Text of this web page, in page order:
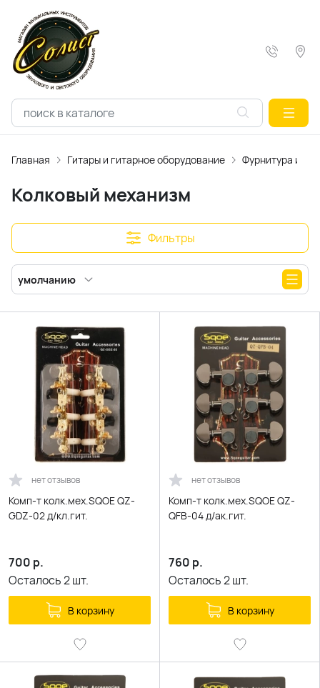
Главная Гитары и гитарное оборудование Фурнитура и
Колковый механизм
Фильтры
умолчанию
нет отзывов
Комп-т колк.мех.SQOE QZ-
GDZ-02 д/кл.гит.
700 р.
Осталось2шт.
В корзину
нет отзывов
Комп-т колк.мех.SQOE QZ-
QFB-04 д/ак.гит.
760 р.
Осталось2шт.
В корзину